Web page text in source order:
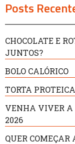
Posts
CHOCOLATE E
JUNTOS?
BOLO CALÓRICO
TORTA
VENHA VIVER A
2026
QUER COMEÇAR